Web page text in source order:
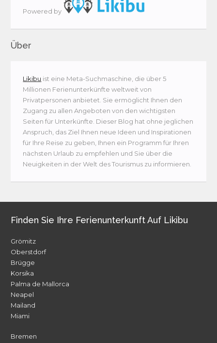
Powered by
Über
Likibu ist eine Meta-Suchmaschine, die über 5
Millionen Ferienunterkünfte weltweit von
Privatpersonen anbietet. Sie ermöglicht Ihnen den
Zugang zu allen Angeboten von den wichtigsten
Seiten für Unterkünfte. Dieser Blog hat ohne jeglichen
Anspruch, das Ziel Ihnen neue Ideen und Inspirationen
für Ihre Reise zu geben, Ihnen ein Programm für Ihren
nächsten Urlaub zu empfehlen und Sie über die
Neuigkeiten in der Welt des Tourismus zu informieren.
Finden Sie Ihre Ferienunterkunft Auf Likibu
Grömitz
Oberstdorf
Brügge
Korsika
Palma de Mallorca
Neapel
Mailand
Miami
Bremen